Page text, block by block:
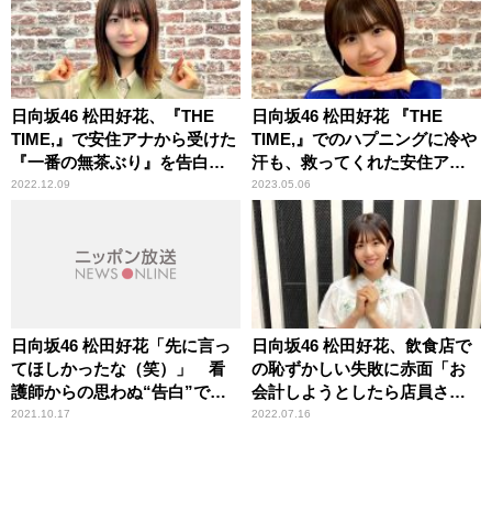
日向坂46 松田好花、『THE
TIME,』で安住アナから受けた
『一番の無茶ぶり』を告白
「超薄いトークしちゃって
2022.12.09
日向坂46 松田好花 『THE
TIME,』でのハプニングに冷や
汗も、救ってくれた安住アナ
の言葉「温かいなって」
2023.05.06
日向坂46 松田好花「先に言っ
てほしかったな（笑）」 看
護師からの思わぬ“告白”で頭
が真っ白になった顛末を明か
2021.10.17
日向坂46 松田好花、飲食店で
の恥ずかしい失敗に赤面「お
会計しようとしたら店員さん
が……」
2022.07.16